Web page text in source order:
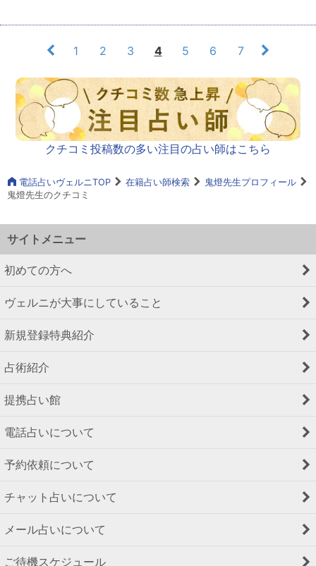
1 2 3 4 5 6 7
クチコミ投稿数の多い注目の占い師はこちら
電話占いヴェルニTOP 在籍占い師検索
鬼燈先生プロフィール
鬼燈先生のクチコミ
サイトメニュー
初めての方へ
ヴェルニが大事にしていること
新規登録特典紹介
占術紹介
提携占い館
電話占いについて
予約依頼について
チャット占いについて
メール占いについて
ご待機スケジュール